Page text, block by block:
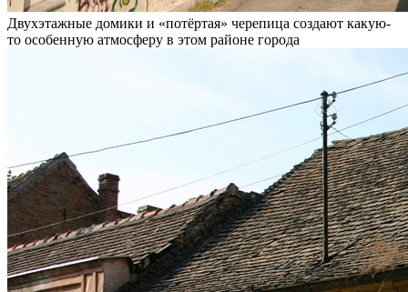
Двухэтажные домики и «потёртая» черепица создают какую-
то особенную атмосферу в этом районе города